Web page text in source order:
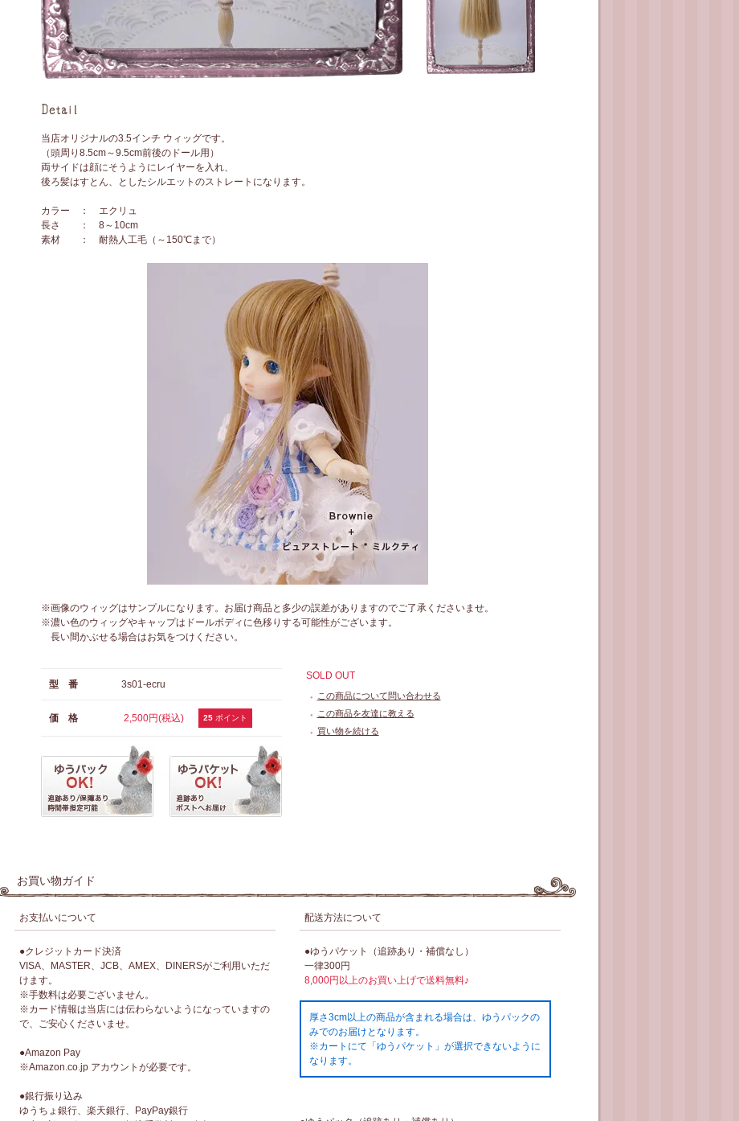
当店オリジナルの3.5インチ ウィッグです。
（頭周り8.5cm～9.5cm前後のドール用）
両サイドは顔にそうようにレイヤーを入れ、
後ろ髪はすとん、としたシルエットのストレートになります。
カラー ： エクリュ
長さ ： 8～10cm
素材 ： 耐熱人工毛（～150℃まで）
※画像のウィッグはサンプルになります。お届け商品と多少の誤差がありますのでご了承くださいませ。
※濃い色のウィッグやキャップはドールボディに色移りする可能性がございます。
長い間かぶせる場合はお気をつけください。
型 番 3s01-ecru
価 格 2,500円(税込) 25ポイント
SOLD OUT
● この商品について問い合わせる
● この商品を友達に教える
● 買い物を続ける
お買い物ガイド
お支払いについて
●クレジットカード決済
VISA、MASTER、JCB、AMEX、DINERSがご利用いただ
けます。
※手数料は必要ございません。
※カード情報は当店には伝わらないようになっていますの
で、ご安心くださいませ。
●Amazon Pay
※Amazon.co.jp アカウントが必要です。
●銀行振り込み
ゆうちょ銀行、楽天銀行、PayPay銀行
配送方法について
●ゆうパケット（追跡あり・補償なし）
一律300円
8,000円以上のお買い上げで送料無料♪
厚さ3cm以上の商品が含まれる場合は、ゆうパックの
みでのお届けとなります。
※カートにて「ゆうパケット」が選択できないように
なります。